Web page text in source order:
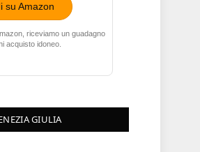
su Amazon
riceviamo un guadagno
acquisto idoneo.
GIULIA